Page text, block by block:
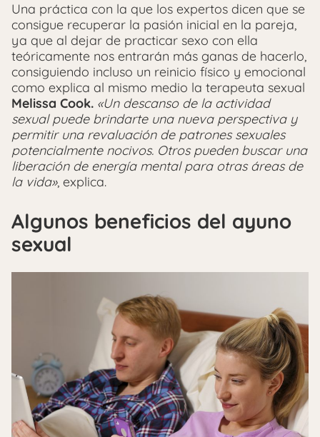
Una práctica con la que los expertos dicen que se
consigue recuperar la pasión inicial en la pareja,
ya que al dejar de practicar sexo con ella
teóricamente nos entrarán más ganas de hacerlo,
consiguiendo incluso un reinicio físico y emocional
como explica al mismo medio la terapeuta sexual
Melissa Cook. «Un descanso de la actividad
sexual puede brindarte una nueva perspectiva y
permitir una revaluación de patrones sexuales
potencialmente nocivos. Otros pueden buscar una
liberación de energía mental para otras áreas de
la vida», explica.
Algunos beneficios del ayuno
sexual